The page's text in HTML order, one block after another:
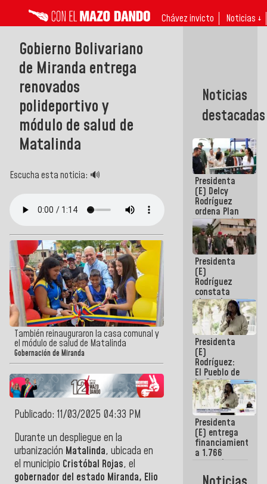
Chávez invicto Noticias ↓
Gobierno Bolivariano
de Miranda entrega
renovados
polideportivo y
módulo de salud de
Matalinda
Escucha esta noticia: 🔊
También reinauguraron la casa comunal y
el módulo de salud de Matalinda
Gobernación de Miranda
Publicado: 11/03/2025 04:33 PM
Durante un despliegue en la
urbanización Matalinda, ubicada en
el municipio Cristóbal Rojas, el
gobernador del estado Miranda, Elio
Noticias
destacadas
Presidenta
(E) Delcy
Rodríguez
ordena Plan
maestro de
desarrollo
logístico y
turístico
para La
Guaira
Presidenta
(E)
Rodríguez
constata
obras de
rehabilitación
de Escuela
Militar de
Mamo en La
Guaira
Presidenta
(E)
Rodríguez:
El Pueblo de
La Guaira
siempre
estará
acompañada
por el
Gobierno
Nacional
Presidenta
(E) entrega
financiamientos
a 1.766
comerciantes